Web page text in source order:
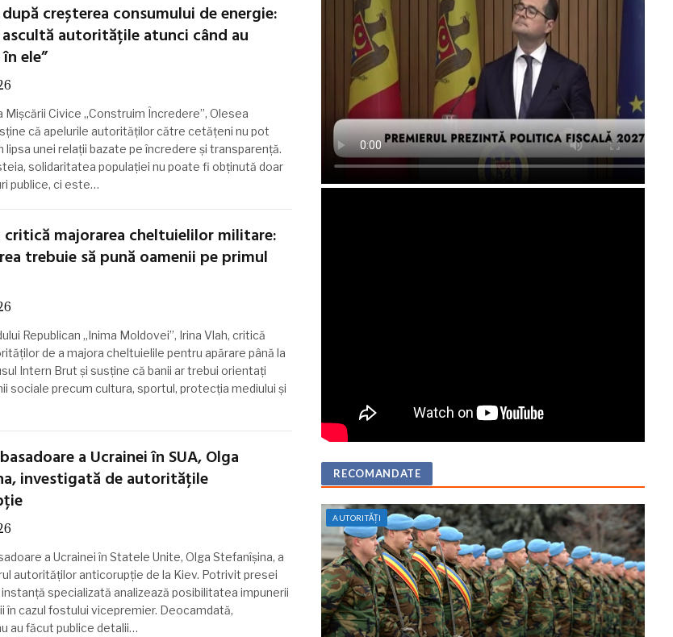
creșterea consumului de energie:
ascultă autoritățile atunci când au
ele”
Mișcării Civice „Construim Încredere”, Olesea
că apelurile autorităților către cetățeni nu pot
lipsa unei relații bazate pe încredere și transparență.
solidaritatea populației nu poate fi obținută doar
publice, ci este…
critică majorarea cheltuielilor militare:
trebuie să pună oamenii pe primul
Republican „Inima Moldovei”, Irina Vlah, critică
de a majora cheltuielile pentru apărare până la
Intern Brut și susține că banii ar trebui orientați
sociale precum cultura, sportul, protecția mediului și
a Ucrainei în SUA, Olga
investigată de autoritățile
a Ucrainei în Statele Unite, Olga Stefanîșina, a
autorităților anticorupție de la Kiev. Potrivit presei
specializată analizează posibilitatea impunerii
în cazul fostului vicepremier. Deocamdată,
au făcut publice detalii…
RECOMANDATE
AUTORITĂȚI